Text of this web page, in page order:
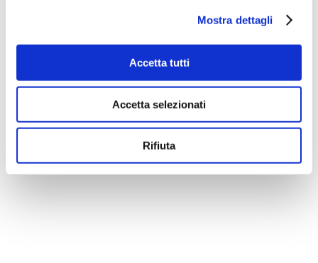
Mostra dettagli
Accetta tutti
Accetta selezionati
Rifiuta